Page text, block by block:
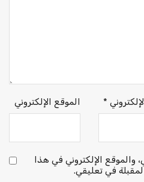
* الموقع الإلكتروني
والموقع الإلكتروني في هذا
في تعليقي.